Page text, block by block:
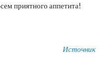
приятного аппетита!
Источник